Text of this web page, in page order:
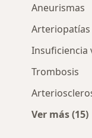
Aneurismas
Arteriopatías
Insuficiencia
Trombosis
Ver más (15)